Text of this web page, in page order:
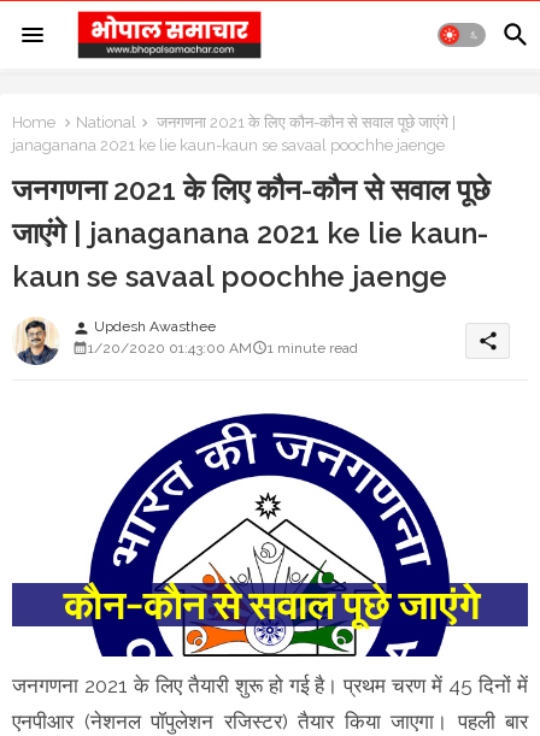
Home National
जनगणना 2021 के लिए कौन-कौन से सवाल पूछे जाएंगे |
janaganana 2021 ke lie kaun-kaun se savaal poochhe jaenge
जनगणना 2021 के लिए कौन-कौन से सवाल पूछे
जाएंगे | janaganana 2021 ke lie kaun-
kaun se savaal poochhe jaenge
person Updesh Awasthee
1/20/2020 01:43:00 AM
1 minute read share
जनगणना 2021 के लिए तैयारी शुरू हो गई है। प्रथम चरण में 45 दिनों में
एनपीआर (नेशनल पॉपुलेशन रजिस्टर) तैयार किया जाएगा। पहली बार